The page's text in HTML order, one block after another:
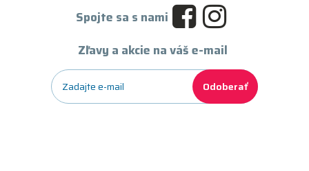
Spojte sa s nami
Zľavy a akcie na váš e-mail
Odoberať